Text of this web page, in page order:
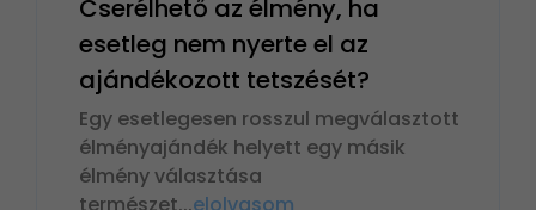
Cserélhető az élmény, ha
esetleg nem nyerte el az
ajándékozott tetszését?
Egy esetlegesen rosszul megválasztott
élményajándék helyett egy másik
élmény választása
természet...elolvasom